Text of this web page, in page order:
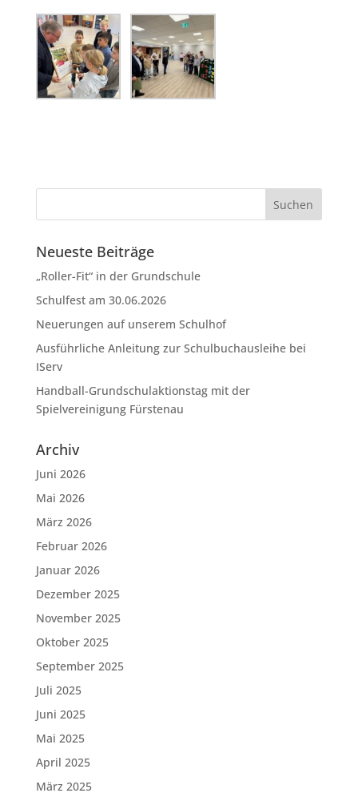
Neueste Beiträge
„Roller-Fit“ in der Grundschule
Schulfest am 30.06.2026
Neuerungen auf unserem Schulhof
Ausführliche Anleitung zur Schulbuchausleihe bei
IServ
Handball-Grundschulaktionstag mit der
Spielvereinigung Fürstenau
Archiv
Juni 2026
Mai 2026
März 2026
Februar 2026
Januar 2026
Dezember 2025
November 2025
Oktober 2025
September 2025
Juli 2025
Juni 2025
Mai 2025
April 2025
März 2025